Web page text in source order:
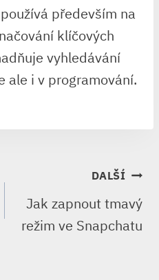
především na
klíčových
vyhledávání
ale i v programování.
DALŠÍ
Jak zapnout tmavý
režim ve Snapchatu